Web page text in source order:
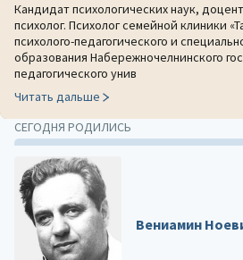
Кандидат психологических наук,
психолог. Психолог семейной клиники
психолого-педагогического и
образования Набережночелнинского
педагогического унив
Читать дальше
СЕГОДНЯ РОДИЛИСЬ
Вениамин